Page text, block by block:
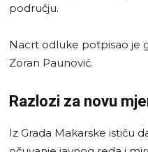
području.
Nacrt odluke potpisao je
Zoran Paunović.
Razlozi za novu
Iz Grada Makarske ističu